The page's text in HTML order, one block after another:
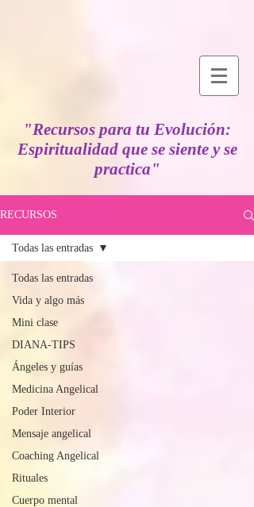
"Recursos para tu Evolución:
Espiritualidad que se siente y se
practica"
RECURSOS
Todas las entradas
Vida y algo más
Mini clase
DIANA-TIPS
Ángeles y guías
Medicina Angelical
Poder Interior
Mensaje angelical
Coaching Angelical
Rituales
Cuerpo mental
Todas las entradas